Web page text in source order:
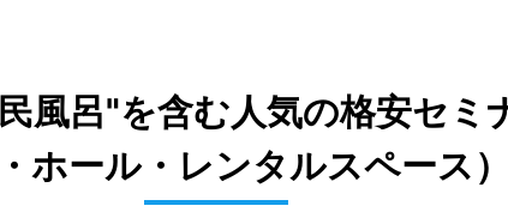
風呂"を含む人気の格安セミ
ホール・レンタルスペース）